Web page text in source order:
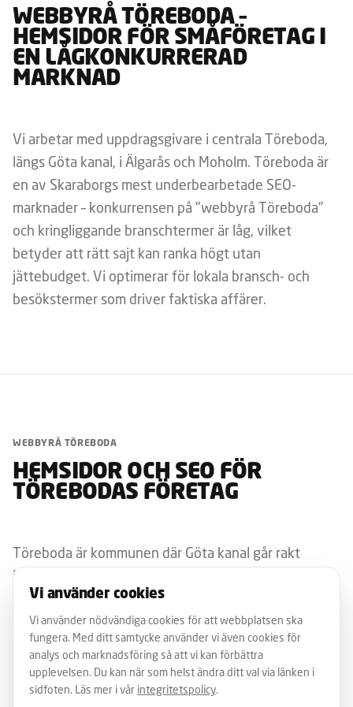
WEBBYRÅ TÖREBODA –
HEMSIDOR FÖR SMÅFÖRETAG I
EN LÅGKONKURRERAD
MARKNAD
Vi arbetar med uppdragsgivare i centrala Töreboda,
längs Göta kanal, i Älgarås och Moholm. Töreboda är
en av Skaraborgs mest underbearbetade SEO-
marknader – konkurrensen på "webbyrå Töreboda"
och kringliggande branschtermer är låg, vilket
betyder att rätt sajt kan ranka högt utan
jättebudget. Vi optimerar för lokala bransch- och
besökstermer som driver faktiska affärer.
WEBBYRÅ TÖREBODA
HEMSIDOR OCH SEO FÖR
TÖREBODAS FÖRETAG
Töreboda är kommunen där Göta kanal går rakt
igenom samhället och där lantbruk, småindustri och
en växande besöksnäring präglar näringslivet. Som
webbyrå för Töreboda har vi byggt hemsidor för
lokala företag, kanalverksamhet, hantverkare och
lantbruksaktörer.
Vi använder cookies
Vi använder nödvändiga cookies för att webbplatsen ska
fungera. Med ditt samtycke använder vi även cookies för
analys och marknadsföring så att vi kan förbättra
upplevelsen. Du kan när som helst ändra ditt val via länken i
sidfoten. Läs mer i vår integritetspolicy.